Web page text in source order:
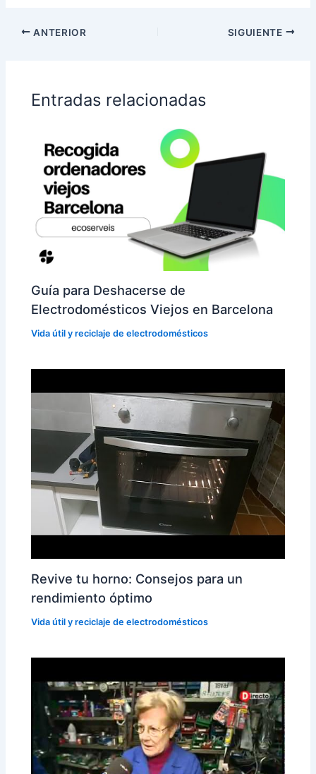
ANTERIOR SIGUIENTE
Entradas relacionadas
Guía para Deshacerse de
Electrodomésticos Viejos en Barcelona
Vida útil y reciclaje de electrodomésticos
Revive tu horno: Consejos para un
rendimiento óptimo
Vida útil y reciclaje de electrodomésticos